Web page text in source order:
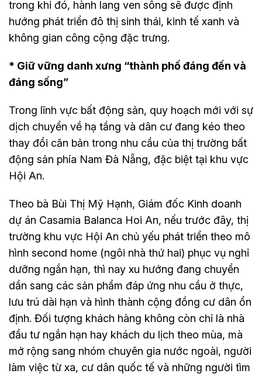
trong khi đó, hành lang ven sông sẽ được định
hướng phát triển đô thị sinh thái, kinh tế xanh và
không gian công cộng đặc trưng.
* Giữ vững danh xưng “thành phố đáng đến và
đáng sống”
Trong lĩnh vực bất động sản, quy hoạch mới với sự
dịch chuyển về hạ tầng và dân cư đang kéo theo
thay đổi căn bản trong nhu cầu của thị trường bất
động sản phía Nam Đà Nẵng, đặc biệt tại khu vực
Hội An.
Theo bà Bùi Thị Mỹ Hạnh, Giám đốc Kinh doanh
dự án Casamia Balanca Hoi An, nếu trước đây, thị
trường khu vực Hội An chủ yếu phát triển theo mô
hình second home (ngôi nhà thứ hai) phục vụ nghỉ
dưỡng ngắn hạn, thì nay xu hướng đang chuyển
dần sang các sản phẩm đáp ứng nhu cầu ở thực,
lưu trú dài hạn và hình thành cộng đồng cư dân ổn
định. Đối tượng khách hàng không còn chỉ là nhà
đầu tư ngắn hạn hay khách du lịch theo mùa, mà
mở rộng sang nhóm chuyên gia nước ngoài, người
làm việc từ xa, cư dân quốc tế và những người tìm